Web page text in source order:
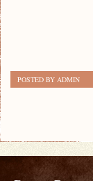
POSTED BY ADMIN